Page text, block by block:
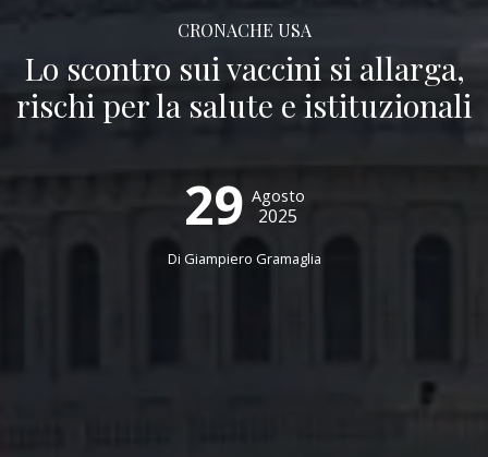
CRONACHE USA
Lo scontro sui vaccini si allarga,
rischi per la salute e istituzionali
29 Agosto
2025
Di Giampiero Gramaglia